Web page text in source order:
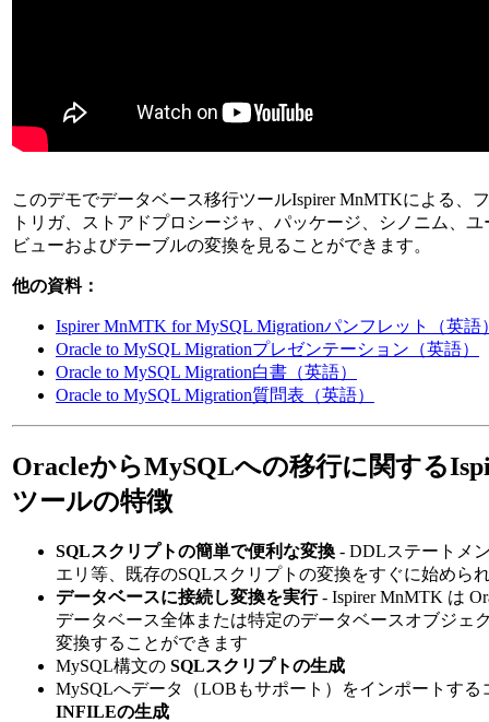
このデモでデータベース移行ツールIspirer MnMTKによる、
トリガ、ストアドプロシージャ、パッケージ、シノニム、
ビューおよびテーブルの変換を見ることができます。
他の資料：
Ispirer MnMTK for MySQL Migrationパンフレット（英語
Oracle to MySQL Migrationプレゼンテーション（英語）
Oracle to MySQL Migration白書（英語）
Oracle to MySQL Migration質問表（英語）
OracleからMySQLへの移行に関する
ツールの特徴
SQLスクリプトの簡単で便利な変換 - DDLステートメ
エリ等、既存のSQLスクリプトの変換をすぐに始めら
データベースに接続し変換を実行- Ispirer MnMTK は
データベース全体または特定のデータベースオブジェ
変換することができます
MySQL構文の SQLスクリプトの生成
MySQLへデータ（LOBもサポート）をインポートする
INFILEの生成